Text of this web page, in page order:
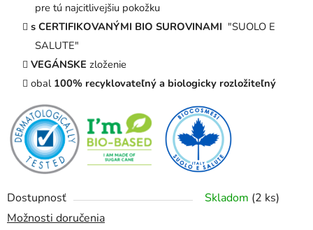
pre tú najcitlivejšiu pokožku
s CERTIFIKOVANÝMI BIO SUROVINAMI "SUOLO E
SALUTE"
VEGÁNSKE zloženie
obal 100% recyklovateľný a biologicky rozložiteľný
Dostupnosť Skladom (2 ks)
Možnosti doručenia